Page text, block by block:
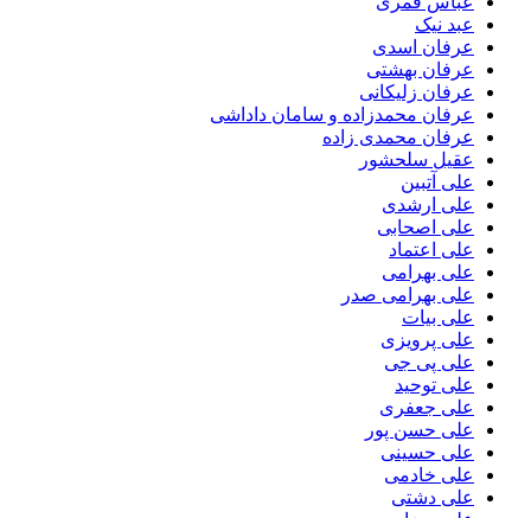
عبد نیک
عرفان اسدی
عرفان بهشتی
عرفان زلیکانی
عرفان محمدزاده و سامان داداشی
عرفان محمدی زاده
عقیل سلحشور
علی آتبین
علی ارشدی
علی اصحابی
علی اعتماد
علی بهرامی
علی بهرامی صدر
علی بیات
علی پرویزی
علی پی جی
علی توحید
علی جعفری
علی حسن پور
علی حسینی
علی خادمی
علی دشتی